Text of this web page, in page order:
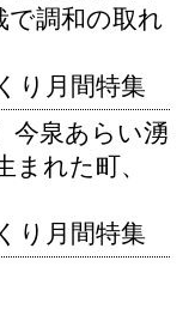
で調和の取れ
り月間特集
今泉あらい湧
まれた町、
り月間特集